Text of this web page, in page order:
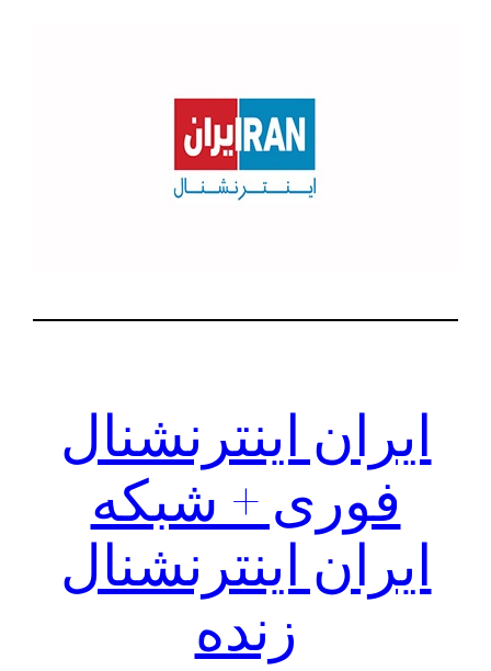
ایران اینترنشنال
فوری + شبکه
ایران اینترنشنال
زنده